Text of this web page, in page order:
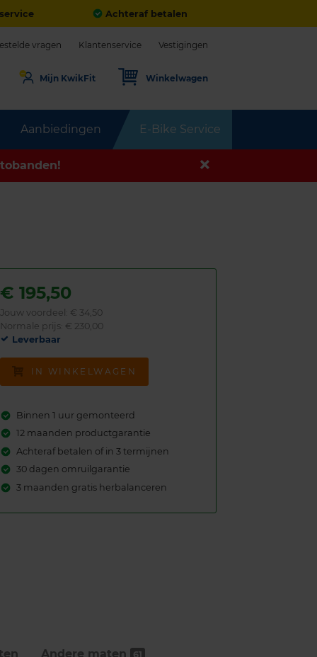
Achteraf betalen
Aanbiedingen E-Bike Service
vragen Klantenservice Vestigingen
Mijn KwikFit Winkelwagen
€195,50
Jouw voordeel: € 34,50
Normale prijs: € 230,00
Leverbaar
IN WINKELWAGEN
Binnen 1 uur gemonteerd
12 maanden productgarantie
Achteraf betalen of in 3 termijnen
30 dagen omruilgarantie
3 maanden gratis herbalanceren
Andere maten 61